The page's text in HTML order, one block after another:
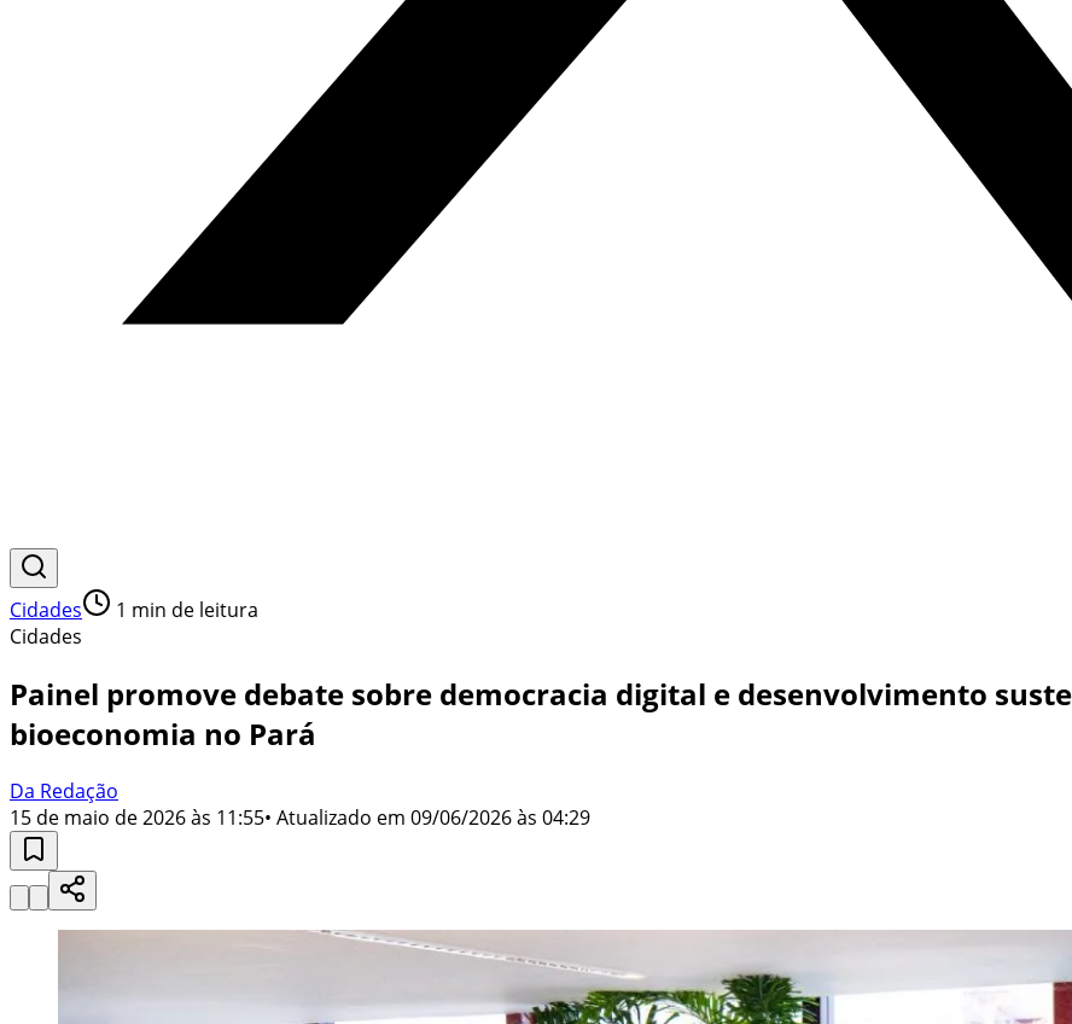
Cidades 1 min de leitura
Cidades
Painel promove debate sobre democracia digital e desenvolvimento
bioeconomia no Pará
Da Redação
15 de maio de 2026 às 11:55• Atualizado em 09/06/2026 às 04:29